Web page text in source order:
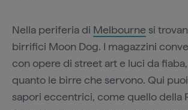
Nella periferia di Melbourne si
birrifici Moon Dog. I magazzini
con opere di street art e luci da
quanto le birre che servono. Qui
sapori eccentrici, come quello della